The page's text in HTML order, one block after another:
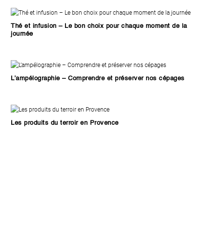
Thé et infusion – Le bon choix pour chaque moment de la
journée
L’ampélographie – Comprendre et préserver nos cépages
Les produits du terroir en Provence